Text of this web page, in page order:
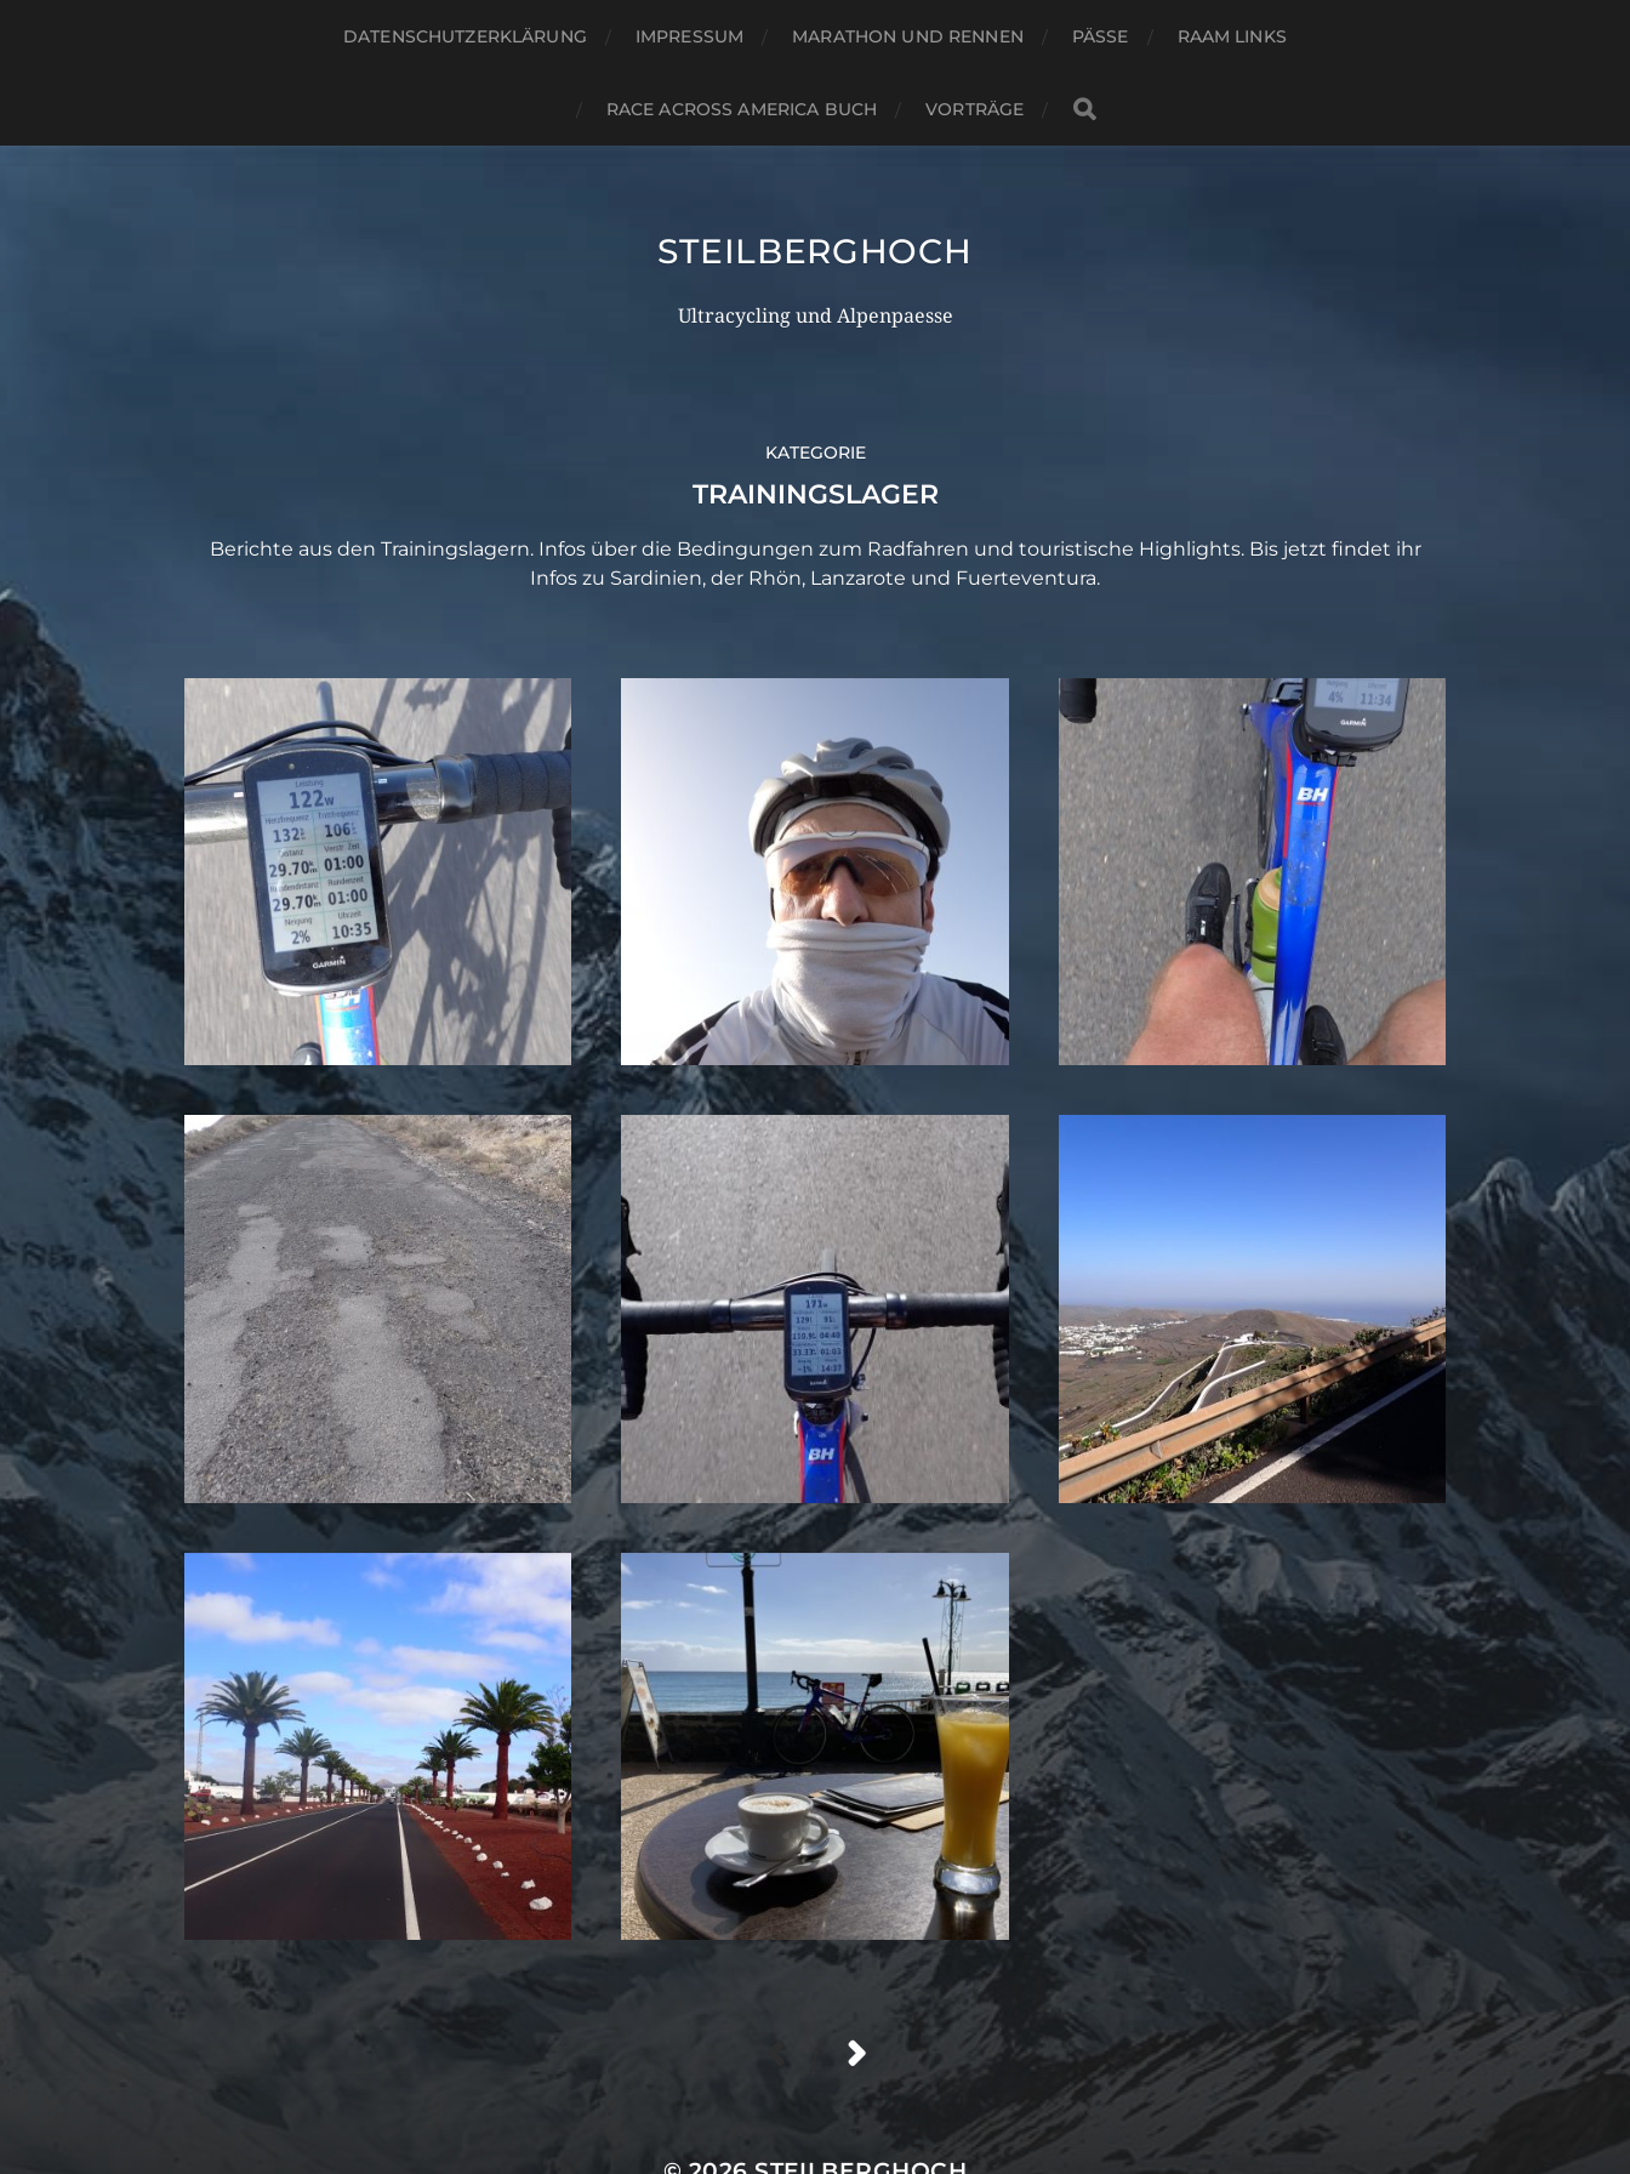
DATENSCHUTZERKLÄRUNG IMPRESSUM MARATHON UND RENNEN PÄSSE RAAM LINKS
RACE ACROSS AMERICA BUCH VORTRÄGE
STEILBERGHOCH
Ultracycling und Alpenpaesse
KATEGORIE
TRAININGSLAGER
Berichte aus den Trainingslagern. Infos über die Bedingungen zum Radfahren und touristische Highlights. Bis jetzt findet ihr
Infos zu Sardinien, der Rhön, Lanzarote und Fuerteventura.